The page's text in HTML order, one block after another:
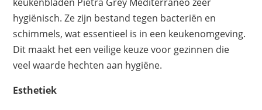
hygiënisch. Ze zijn bestand tegen bacteriën en
schimmels, wat essentieel is in een keukenomgeving.
Dit maakt het een veilige keuze voor gezinnen die
veel waarde hechten aan hygiëne.
Esthetiek